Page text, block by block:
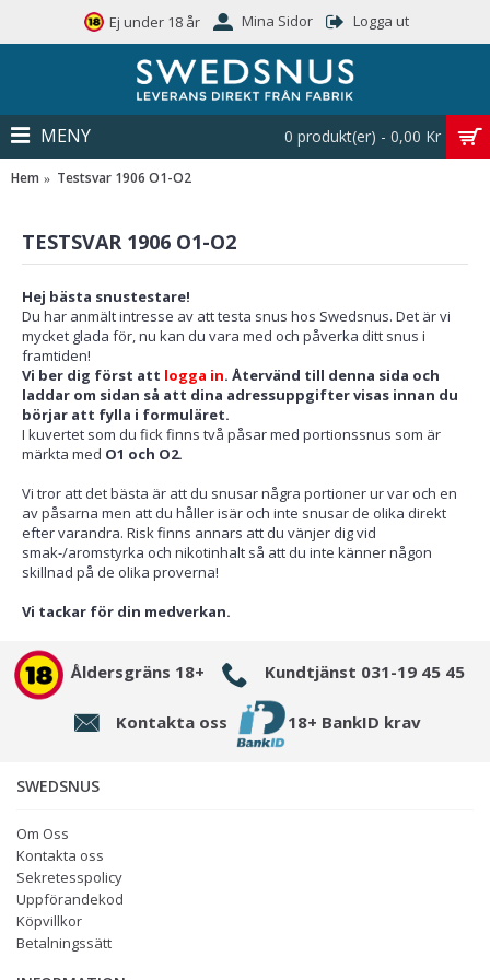
Ej under 18 år Mina Sidor Logga ut
0 produkt(er) - 0,00 Kr
MENY
Hem Testsvar 1906 O1-O2
TESTSVAR 1906 O1-O2
Hej bästa snustestare!
Du har anmält intresse av att testa snus hos Swedsnus. Det är vi
mycket glada för, nu kan du vara med och påverka ditt snus i
framtiden!
Vi ber dig först att logga in. Återvänd till denna sida och
laddar om sidan så att dina adressuppgifter visas innan du
börjar att fylla i formuläret.
I kuvertet som du fick finns två påsar med portionssnus som är
märkta med O1 och O2.
Vi tror att det bästa är att du snusar några portioner ur var och en
av påsarna men att du håller isär och inte snusar de olika direkt
efter varandra. Risk finns annars att du vänjer dig vid
smak-/aromstyrka och nikotinhalt så att du inte känner någon
skillnad på de olika proverna!
Vi tackar för din medverkan.
Åldersgräns 18+ Kundtjänst 031-19 45 45
Kontakta oss 18+ BankID krav
SWEDSNUS
Om Oss
Kontakta oss
Sekretesspolicy
Uppförandekod
Köpvillkor
Betalningssätt